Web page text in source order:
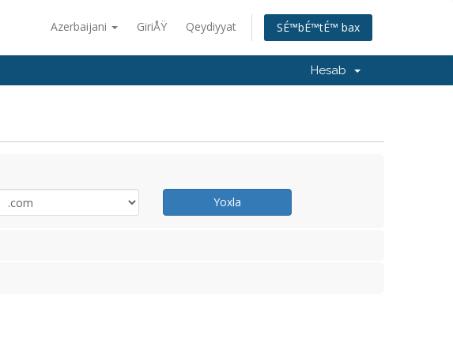
Azerbaijani GiriÅŸ Qeydiyyat SÉ™bÉ™tÉ™ bax
Hesab
Yoxla